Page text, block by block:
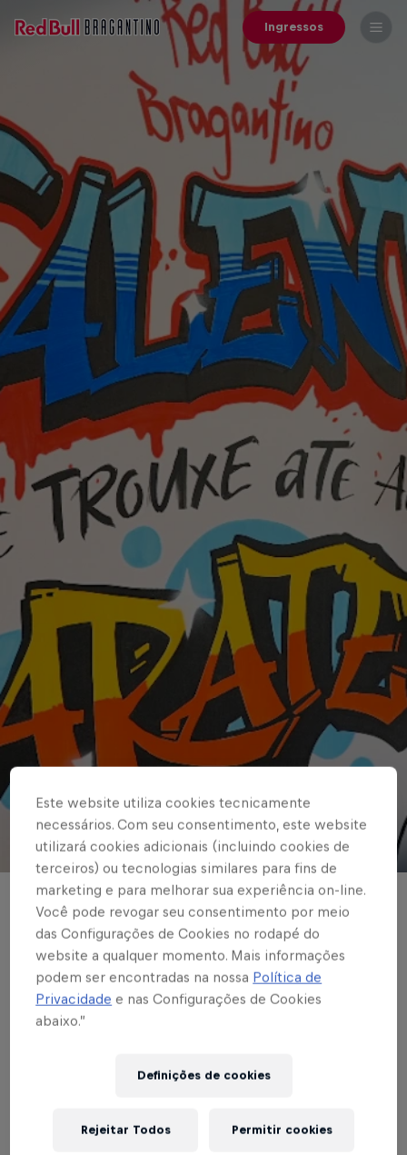
Ingressos
© Red Bull Bragantino
FUTEBOL MASCULINO
Braga acerta a
contratação do
zagueiro Pedro
Henrique para a
temporada
Este website utiliza cookies tecnicamente
necessários. Com seu consentimento, este website
utilizará cookies adicionais (incluindo cookies de
terceiros) ou tecnologias similares para fins de
marketing e para melhorar sua experiência on-line.
Você pode revogar seu consentimento por meio
das Configurações de Cookies no rodapé do
website a qualquer momento. Mais informações
podem ser encontradas na nossa Política de
Privacidade e nas Configurações de Cookies
abaixo.”
Definições de cookies
Rejeitar Todos Permitir cookies